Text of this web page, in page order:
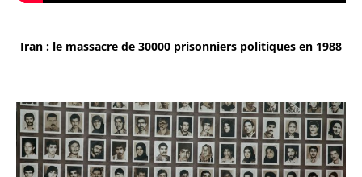
Iran : le massacre de 30000 prisonniers politiques en 1988